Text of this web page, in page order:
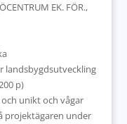
EK. FÖR.,
landsbygdsutveckling
p)
unikt och vågar
projektägaren under